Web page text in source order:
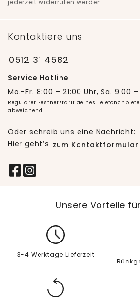
jederzeit widerrufen werden.
Kontaktiere uns
0512 31 4582
Service Hotline
Mo.-Fr. 8:00 – 21:00 Uhr, Sa. 9:00 –
Regulärer Festnetztarif deines
abweichend.
Oder schreib uns eine Nachricht:
Hier geht’s zum Kontaktformular
Unsere Vorteile
3-4 Werktage Lieferzeit